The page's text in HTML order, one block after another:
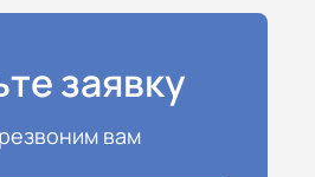
заявку
вам